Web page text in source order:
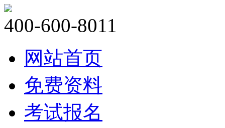
400-600-8011
网站首页
免费资料
考试报名